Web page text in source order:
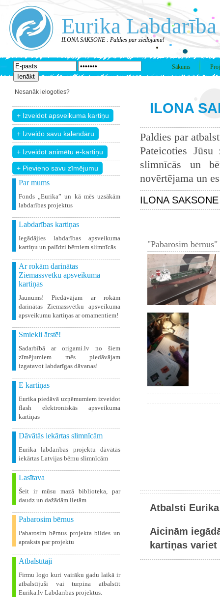
Eurika Labdarība
ILONA SAKSONE : Paldies par ziedojumu!
Sākums
Nesanāk ielogoties?
+ Pievieno savu zīmējumu
Par mums
Fonds „Eurika” un kā mēs uzsākām
labdarības projektus
Labdarības kartiņas
Iegādājies labdarības apsveikuma
kartiņu un palīdzi bērniem slimnīcās
Ar rokām darinātas
Ziemassvētku apsveikuma
kartiņas
Jaunums! Piedāvājam ar rokām
darinātas Ziemassvētku apsveikuma
apsveikumu kartiņas ar ornamentiem!
Smiekli ārstē!
Sadarbībā ar origami.lv no šiem
zīmējumiem mēs piedāvājam
izgatavot labdarīgas dāvanas!
E kartiņas
Eurika piedāvā uzņēmumiem izveidot
flash elektroniskās apsveikuma
kartiņas
Dāvātās iekārtas slimnīcām
Eurika labdarības projektu dāvātās
iekārtas Latvijas bērnu slimnīcām
Lasītava
Šeit ir mūsu mazā biblioteka, par
daudz un dažādām lietām
Pabarosim bērnus
Pabarosim bērnus projekta bildes un
apraksts par projektu
Atbalstītāji
Firmu logo kuri vairāku gadu laikā ir
atbalstījuši vai turpina atbalstīt
Eurika.lv Labdarības projektus.
ILONA
Paldies par
Pateicoties
slimnīcās un
novērtējama un
ILONA
"Pabarosim
Atbalsti
Aicinām
kartiņas variet